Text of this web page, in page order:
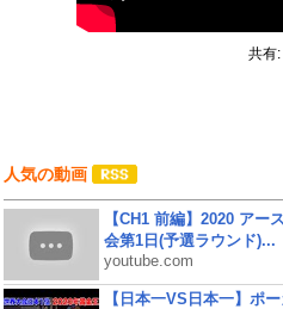
共有:
人気の動画
【CH1 前編】2020 アー
会第1日(予選ラウンド)...
youtube.com
【日本一VS日本一】ポ